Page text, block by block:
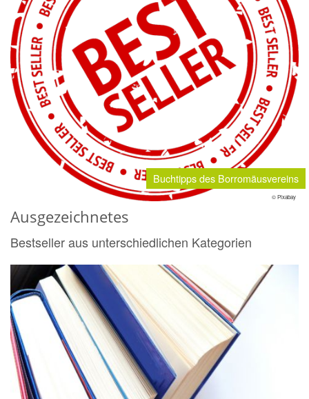
Buchtipps des Borromäusvereins
© Pixabay
Ausgezeichnetes
Bestseller aus unterschiedlichen Kategorien